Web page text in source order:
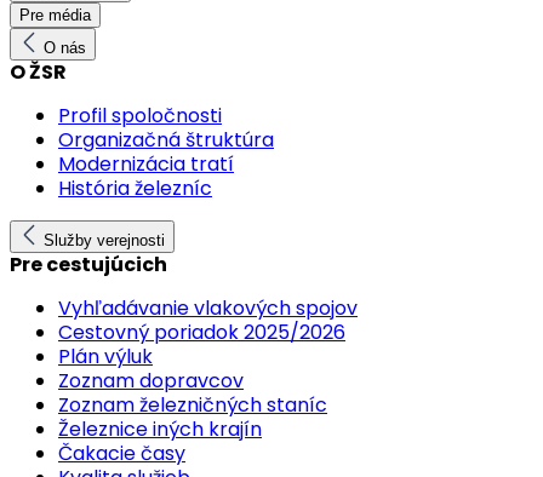
Pre média
O nás
O ŽSR
Profil spoločnosti
Organizačná štruktúra
Modernizácia tratí
História železníc
Služby verejnosti
Pre cestujúcich
Vyhľadávanie vlakových spojov
Cestovný poriadok 2025/2026
Plán výluk
Zoznam dopravcov
Zoznam železničných staníc
Železnice iných krajín
Čakacie časy